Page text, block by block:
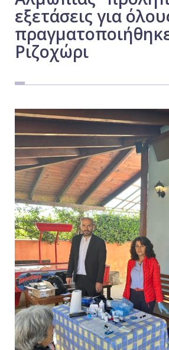
εξετάσεις για
Ριζοχώρι
Εργασία
Ελλάδα
Πολιτική
Αθλητικά
Αστυνομικό